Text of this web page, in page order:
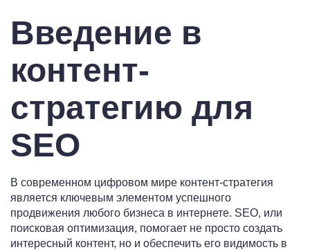
Введение в
контент-
стратегию для
SEO
В современном цифровом мире контент-стратегия
является ключевым элементом успешного
продвижения любого бизнеса в интернете. SEO, или
поисковая оптимизация, помогает не просто создать
интересный контент, но и обеспечить его видимость в